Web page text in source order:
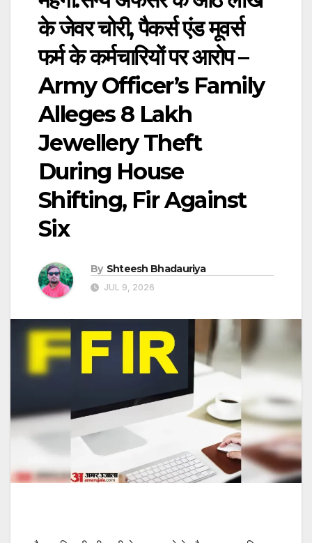
के जेवर चोरी, पैकर्स एंड मूवर्स
फर्म के कर्मचारियों पर आरोप –
Army Officer’s Family
Alleges 8 Lakh
Jewellery Theft
During House
Shifting, Fir Against
Six
By Shteesh Bhadauriya
JUL 9, 2026